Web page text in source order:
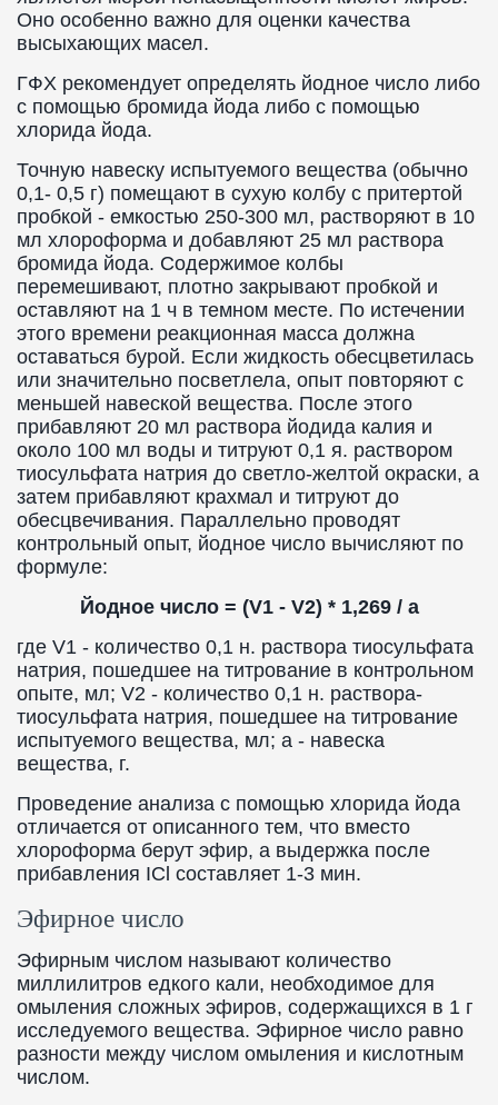
Оно особенно важно для оценки качества
высыхающих масел.
ГФХ рекомендует определять йодное число либо
с помощью бромида йода либо с помощью
хлорида йода.
Точную навеску испытуемого вещества (обычно
0,1- 0,5 г) помещают в сухую колбу с притертой
пробкой - емкостью 250-300 мл, растворяют в 10
мл хлороформа и добавляют 25 мл раствора
бромида йода. Содержимое колбы
перемешивают, плотно закрывают пробкой и
оставляют на 1 ч в темном месте. По истечении
этого времени реакционная масса должна
оставаться бурой. Если жидкость обесцветилась
или значительно посветлела, опыт повторяют с
меньшей навеской вещества. После этого
прибавляют 20 мл раствора йодида калия и
около 100 мл воды и титруют 0,1 я. раствором
тиосульфата натрия до светло-желтой окраски, а
затем прибавляют крахмал и титруют до
обесцвечивания. Параллельно проводят
контрольный опыт, йодное число вычисляют по
формуле:
Йодное число = (V1 - V2) * 1,269 / a
где V1 - количество 0,1 н. раствора тиосульфата
натрия, пошедшее на титрование в контрольном
опыте, мл; V2 - количество 0,1 н. раствора-
тиосульфата натрия, пошедшее на титрование
испытуемого вещества, мл; а - навеска
вещества, г.
Проведение анализа с помощью хлорида йода
отличается от описанного тем, что вместо
хлороформа берут эфир, а выдержка после
прибавления ICl составляет 1-3 мин.
Эфирное число
Эфирным числом называют количество
миллилитров едкого кали, необходимое для
омыления сложных эфиров, содержащихся в 1 г
исследуемого вещества. Эфирное число равно
разности между числом омыления и кислотным
числом.